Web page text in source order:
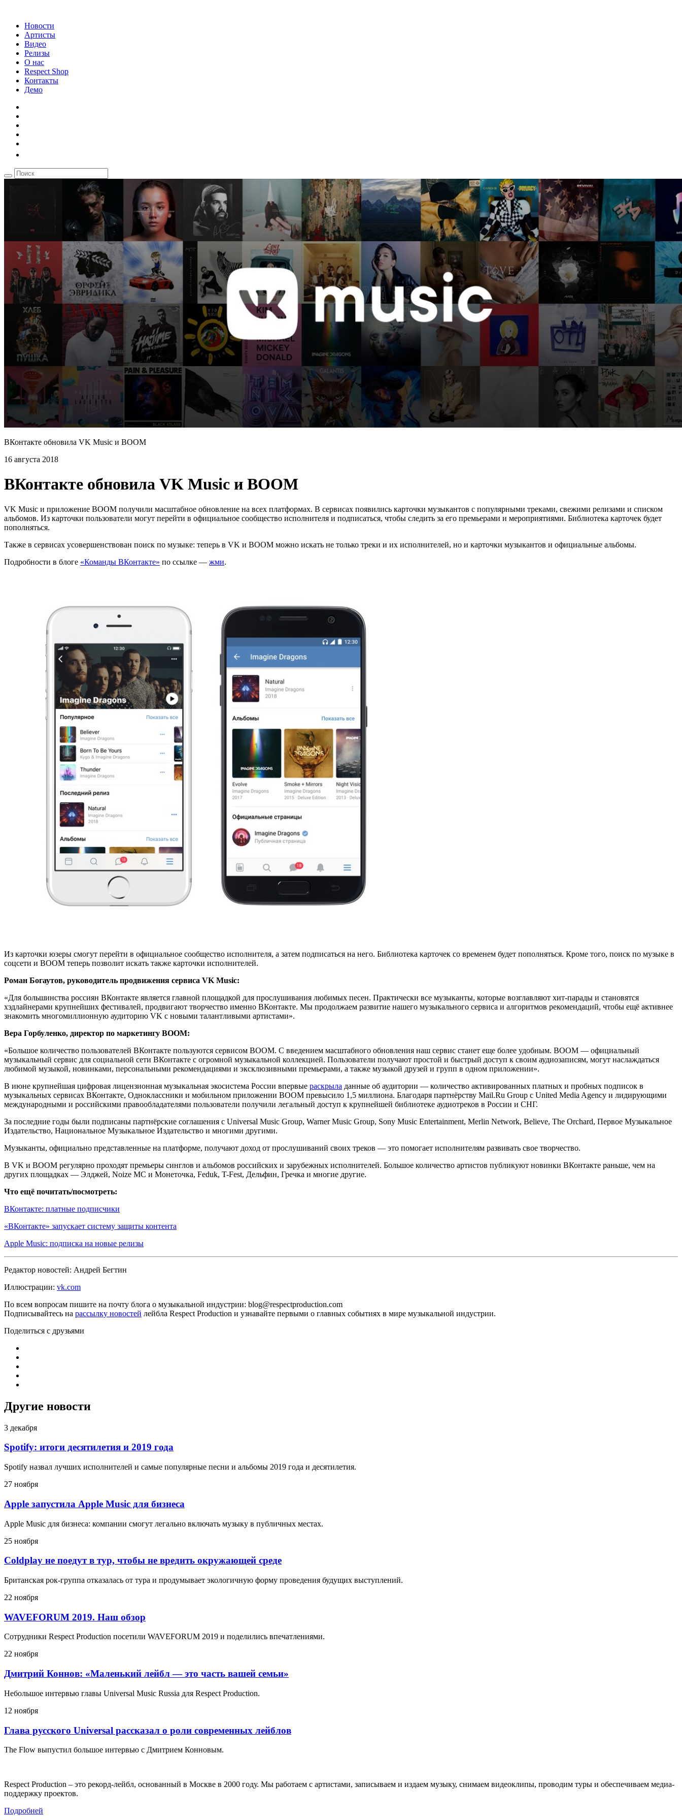
Новости
Артисты
Видео
Релизы
О нас
Respect Shop
Контакты
Демо
ВКонтакте обновила VK Music и BOOM
16 августа 2018
ВКонтакте обновила VK Music и BOOM
VK Music и приложение BOOM получили масштабное обновление на всех платформах. В сервисах появились карточки музыкантов с популярными треками, свежими релизами и списком
альбомов. Из карточки пользователи могут перейти в официальное сообщество исполнителя и подписаться, чтобы следить за его премьерами и мероприятиями. Библиотека карточек будет
пополняться.
Также в сервисах усовершенствован поиск по музыке: теперь в VK и BOOM можно искать не только треки и их исполнителей, но и карточки музыкантов и официальные альбомы.
Подробности в блоге «Команды ВКонтакте» по ссылке — жми.
Из карточки юзеры смогут перейти в официальное сообщество исполнителя, а затем подписаться на него. Библиотека карточек со временем будет пополняться. Кроме того, поиск по музыке в
соцсети и BOOM теперь позволит искать также карточки исполнителей.
Роман Богаутов, руководитель продвижения сервиса VK Music:
«Для большинства россиян ВКонтакте является главной площадкой для прослушивания любимых песен. Практически все музыканты, которые возглавляют хит-парады и становятся
хэдлайнерами крупнейших фестивалей, продвигают творчество именно ВКонтакте. Мы продолжаем развитие нашего музыкального сервиса и алгоритмов рекомендаций, чтобы ещё активнее
знакомить многомиллионную аудиторию VK с новыми талантливыми артистами».
Вера Горбуленко, директор по маркетингу BOOM:
«Большое количество пользователей ВКонтакте пользуются сервисом BOOM. С введением масштабного обновления наш сервис станет еще более удобным. BOOM — официальный
музыкальный сервис для социальной сети ВКонтакте с огромной музыкальной коллекцией. Пользователи получают простой и быстрый доступ к своим аудиозаписям, могут наслаждаться
любимой музыкой, новинками, персональными рекомендациями и эксклюзивными премьерами, а также музыкой друзей и групп в одном приложении».
В июне крупнейшая цифровая лицензионная музыкальная экосистема России впервые раскрыла данные об аудитории — количество активированных платных и пробных подписок в
музыкальных сервисах ВКонтакте, Одноклассники и мобильном приложении BOOM превысило 1,5 миллиона. Благодаря партнёрству Mail.Ru Group с United Media Agency и лидирующими
международными и российскими правообладателями пользователи получили легальный доступ к крупнейшей библиотеке аудиотреков в России и СНГ.
За последние годы были подписаны партнёрские соглашения с Universal Music Group, Warner Music Group, Sony Music Entertainment, Merlin Network, Believe, The Orchard, Первое Музыкальное
Издательство, Национальное Музыкальное Издательство и многими другими.
Музыканты, официально представленные на платформе, получают доход от прослушиваний своих треков — это помогает исполнителям развивать свое творчество.
В VK и BOOM регулярно проходят премьеры синглов и альбомов российских и зарубежных исполнителей. Большое количество артистов публикуют новинки ВКонтакте раньше, чем на
других площадках — Элджей, Noize MC и Монеточка, Feduk, T-Fest, Дельфин, Гречка и многие другие.
Что ещё почитать/посмотреть:
ВКонтакте: платные подписчики
«ВКонтакте» запускает систему защиты контента
Apple Music: подписка на новые релизы
Редактор новостей: Андрей Бегтин
Иллюстрации: vk.com
По всем вопросам пишите на почту блога о музыкальной индустрии: blog@respectproduction.com
Подписывайтесь на рассылку новостей лейбла Respect Production и узнавайте первыми о главных событиях в мире музыкальной индустрии.
Поделиться с друзьями
Другие новости
3 декабря
Spotify: итоги десятилетия и 2019 года
Spotify назвал лучших исполнителей и самые популярные песни и альбомы 2019 года и десятилетия.
27 ноября
Apple запустила Apple Music для бизнеса
Apple Music для бизнеса: компании смогут легально включать музыку в публичных местах.
25 ноября
Coldplay не поедут в тур, чтобы не вредить окружающей среде
Британская рок-группа отказалась от тура и продумывает экологичную форму проведения будущих выступлений.
22 ноября
WAVEFORUM 2019. Наш обзор
Сотрудники Respect Production посетили WAVEFORUM 2019 и поделились впечатлениями.
22 ноября
Дмитрий Коннов: «Маленький лейбл — это часть вашей семьи»
Небольшое интервью главы Universal Music Russia для Respect Production.
12 ноября
Глава русского Universal рассказал о роли современных лейблов
The Flow выпустил большое интервью с Дмитрием Конновым.
Respect Production – это рекорд-лейбл, основанный в Москве в 2000 году. Мы работаем с артистами, записываем и издаем музыку, снимаем видеоклипы, проводим туры и обеспечиваем медиа-
поддержку проектов.
Подробней